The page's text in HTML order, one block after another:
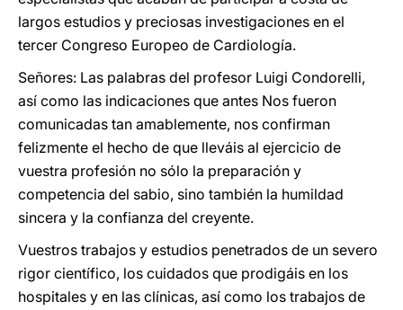
largos estudios y preciosas investigaciones en el
tercer Congreso Europeo de Cardiología.
Señores: Las palabras del profesor Luigi Condorelli,
así como las indicaciones que antes Nos fueron
comunicadas tan amablemente, nos confirman
felizmente el hecho de que lleváis al ejercicio de
vuestra profesión no sólo la preparación y
competencia del sabio, sino también la humildad
sincera y la confianza del creyente.
Vuestros trabajos y estudios penetrados de un severo
rigor científico, los cuidados que prodigáis en los
hospitales y en las clínicas, así como los trabajos de